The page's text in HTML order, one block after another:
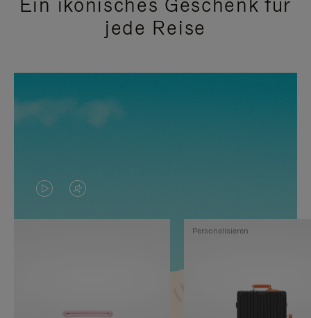
Ein ikonisches Geschenk für
jede Reise
DAS
VIDEO
VIDEO
IST
Personalisieren